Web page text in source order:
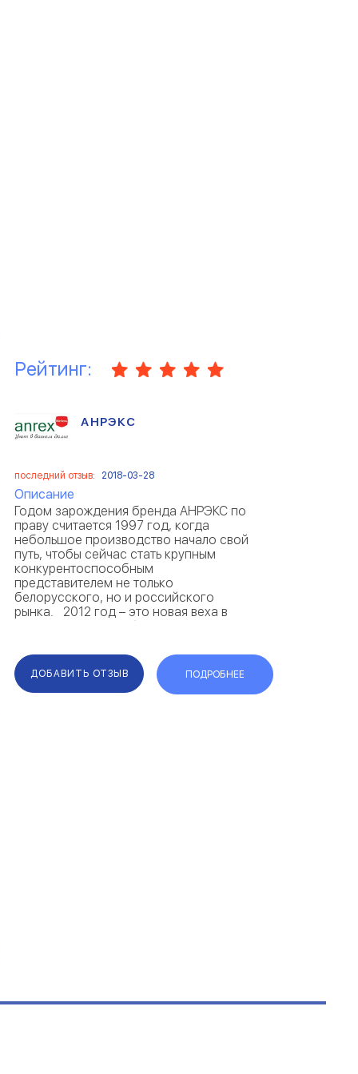
Рейтинг:
АНРЭКС
последний отзыв: 2018-03-28
Описание
Годом зарождения бренда АНРЭКС по
праву считается 1997 год, когда
небольшое производство начало свой
путь, чтобы сейчас стать крупным
конкурентоспособным
представителем не только
белорусского, но и российского
рынка. 2012 год – это новая веха в
развитии нашего объединения, когда
технологов смогла привнести но...
ДОБАВИТЬ ОТЗЫВ ПОДРОБНЕЕ